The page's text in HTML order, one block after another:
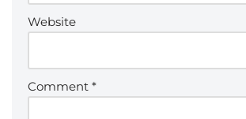
Website
Comment *